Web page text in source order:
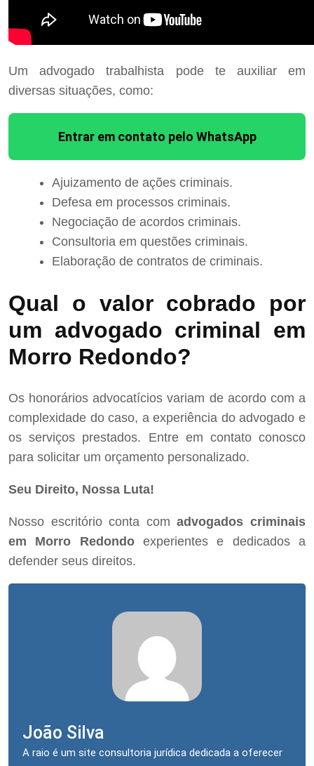
Um advogado trabalhista pode te auxiliar em
diversas situações, como:
Entrar em contato pelo WhatsApp
Ajuizamento de ações criminais.
Defesa em processos criminais.
Negociação de acordos criminais.
Consultoria em questões criminais.
Elaboração de contratos de criminais.
Qual o valor cobrado por
um advogado criminal em
Morro Redondo?
Os honorários advocatícios variam de acordo com a
complexidade do caso, a experiência do advogado e
os serviços prestados. Entre em contato conosco
para solicitar um orçamento personalizado.
Seu Direito, Nossa Luta!
Nosso escritório conta comadvogados criminais
em Morro Redondoexperientes e dedicados a
defender seus direitos.
João Silva
A raio é um site consultoria jurídica dedicada a oferecer